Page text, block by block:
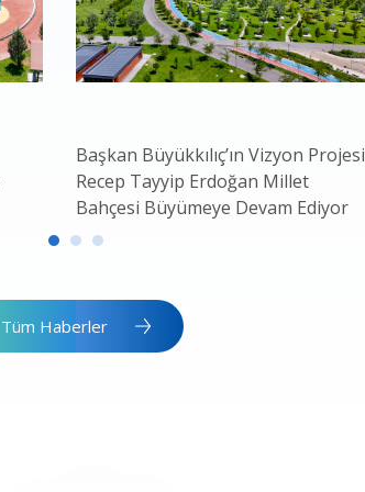
Başkan Büyükkılıç’ın Vizyon Projesi
Recep Tayyip Erdoğan Millet
Bahçesi Büyümeye Devam Ediyor
Tüm Haberler